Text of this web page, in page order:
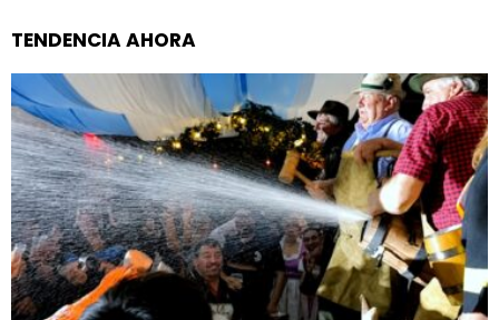
TENDENCIA AHORA